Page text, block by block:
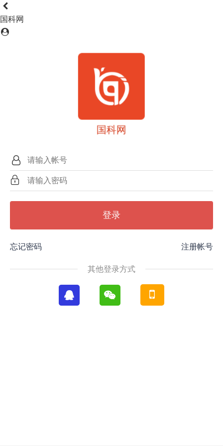
国科网
国科网
登录
忘记密码 注册帐号
其他登录方式